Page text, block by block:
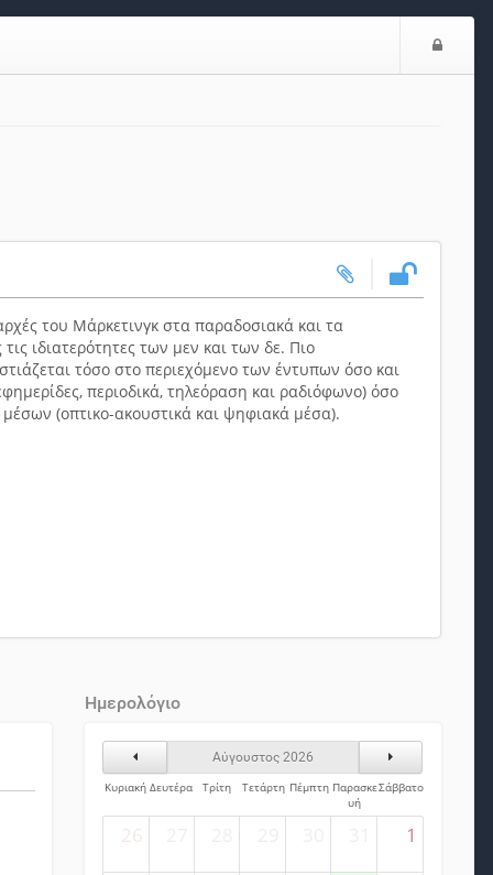
του Μάρκετινγκ στα παραδοσιακά και τα
ιδιατερότητες των μεν και των δε. Πιο
τόσο στο περιεχόμενο των έντυπων όσο και
περιοδικά, τηλεόραση και ραδιόφωνο) όσο
(οπτικο-ακουστικά και ψηφιακά μέσα).
Ημερολόγιο
Προηγούμενος Μήνας
Αύγουστος 2026
Επόμενος Μήνας
Κυριακή Δευτέρα Τρίτη Τετάρτη Πέμπτη Παρασκε
υή
Σάββατο
26 1